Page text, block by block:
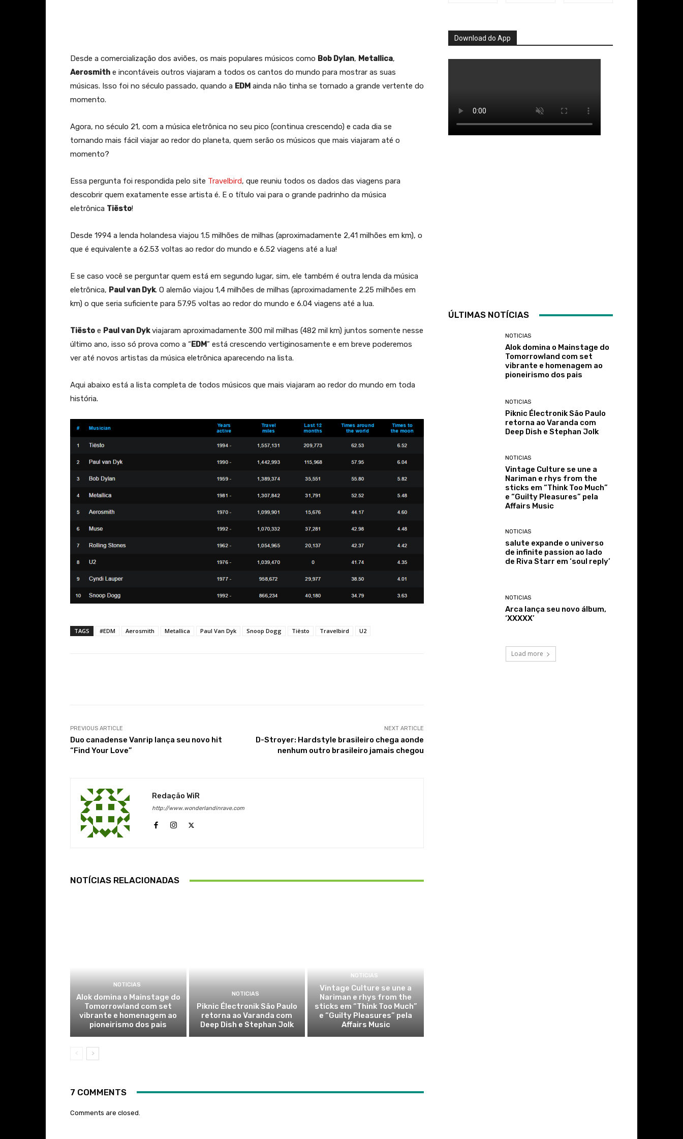
Desde a comercialização dos aviões, os mais populares músicos como Bob Dylan, Metallica,
Aerosmith e incontáveis outros viajaram a todos os cantos do mundo para mostrar as suas
músicas. Isso foi no século passado, quando a EDM ainda não tinha se tornado a grande vertente do
momento.
Agora, no século 21, com a música eletrônica no seu pico (continua crescendo) e cada dia se
tornando mais fácil viajar ao redor do planeta, quem serão os músicos que mais viajaram até o
momento?
Essa pergunta foi respondida pelo site Travelbird, que reuniu todos os dados das viagens para
descobrir quem exatamente esse artista é. E o título vai para o grande padrinho da música
eletrônica Tiësto!
Desde 1994 a lenda holandesa viajou 1.5 milhões de milhas (aproximadamente 2,41 milhões em km), o
que é equivalente a 62.53 voltas ao redor do mundo e 6.52 viagens até a lua!
E se caso você se perguntar quem está em segundo lugar, sim, ele também é outra lenda da música
eletrônica, Paul van Dyk. O alemão viajou 1,4 milhões de milhas (aproximadamente 2.25 milhões em
km) o que seria suficiente para 57.95 voltas ao redor do mundo e 6.04 viagens até a lua.
Tiësto e Paul van Dykviajaram aproximadamente 300 mil milhas (482 mil km) juntos somente nesse
último ano, isso só prova como a “EDM” está crescendo vertiginosamente e em breve poderemos
ver até novos artistas da música eletrônica aparecendo na lista.
Aqui abaixo está a lista completa de todos músicos que mais viajaram ao redor do mundo em toda
história.
TAGS #EDM Aerosmith Metallica Paul Van Dyk Snoop Dogg Tiësto Travelbird U2
PREVIOUS ARTICLE
Duo canadense Vanrip lança seu novo hit
“Find Your Love”
NEXT ARTICLE
D-Stroyer: Hardstyle brasileiro chega aonde
nenhum outro brasileiro jamais chegou
Redação WiR
http://www.wonderlandinrave.com
NOTÍCIAS RELACIONADAS
NOTICIAS
Alok domina o Mainstage do
Tomorrowland com set
vibrante e homenagem ao
pioneirismo dos pais
NOTICIAS
Piknic Électronik São Paulo
retorna ao Varanda com
Deep Dish e Stephan Jolk
NOTICIAS
Vintage Culture se une a
Nariman e rhys from the
sticks em “Think Too Much”
e “Guilty Pleasures” pela
Affairs Music
7 COMMENTS
Comments are closed.
Download do App
ÚLTIMAS NOTÍCIAS
NOTICIAS
Alok domina o Mainstage do
Tomorrowland com set
vibrante e homenagem ao
pioneirismo dos pais
NOTICIAS
Piknic Électronik São Paulo
retorna ao Varanda com
Deep Dish e Stephan Jolk
NOTICIAS
Vintage Culture se une a
Nariman e rhys from the
sticks em “Think Too Much”
e “Guilty Pleasures” pela
Affairs Music
NOTICIAS
salute expande o universo
de infinite passion ao lado
de Riva Starr em ‘soul reply’
NOTICIAS
Arca lança seu novo álbum,
‘XXXXX’
Load more